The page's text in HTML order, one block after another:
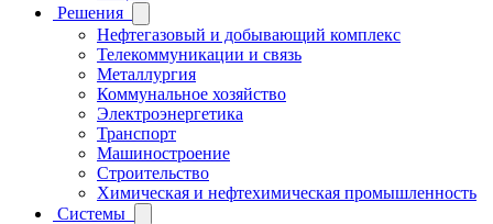
Решения
Нефтегазовый и добывающий комплекс
Телекоммуникации и связь
Металлургия
Коммунальное хозяйство
Электроэнергетика
Транспорт
Машиностроение
Строительство
Химическая и нефтехимическая промышленность
Системы